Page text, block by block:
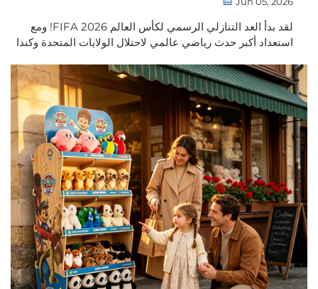
لقد بدأ العد التنازلي الرسمي لكأس العالم FIFA 2026! ومع
استعداد أكبر حدث رياضي عالمي لاحتلال الولايات المتحدة وكندا
الضيافة ومنظمي الفعاليات يستعدون لموجة غير مسبوقة من
الاحتفال. وللشركات، هذه ليست مجرد بطولة رياضية—بل هي
فرصة تسويقية فريدة تحدث مرة واحدة كل عقد وبقيمة تصل إلى
مليارات الدولارات.